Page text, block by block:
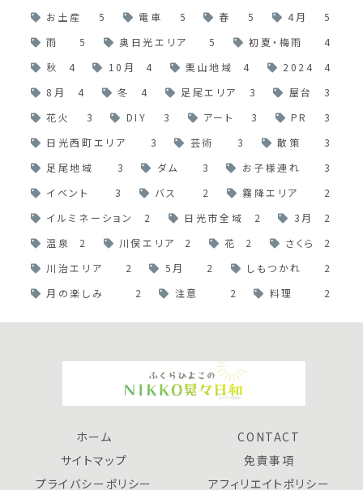
お土産
5 電車 5 春 5 4月
5
雨
5 奥日光エリア 5 初夏・梅雨
4
秋
4 10月 4 栗山地域 4 2024
4
8月
4 冬 4 足尾エリア 3 屋台
3
花火
3 DIY 3 アート 3 PR
3
日光西町エリア
3 芸術 3 散策
3
足尾地域
3 ダム 3 お子様連れ
3
イベント
3 バス 2 霧降エリア
2
イルミネーション
2 日光市全域 2 3月
2
温泉
2 川俣エリア 2 花 2 さくら
2
川治エリア
2 5月 2 しもつかれ
2
月の楽しみ
2 注意 2 料理 2
ホーム
CONTACT
サイトマップ
免責事項
プライバシーポリシー
アフィリエイトポリシー